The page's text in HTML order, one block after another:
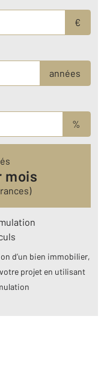
€
années
%
mois
d’un bien immobilier,
projet en utilisant